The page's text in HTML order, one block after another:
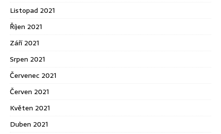
Listopad 2021
Říjen 2021
Září 2021
Srpen 2021
Červenec 2021
Červen 2021
Květen 2021
Duben 2021